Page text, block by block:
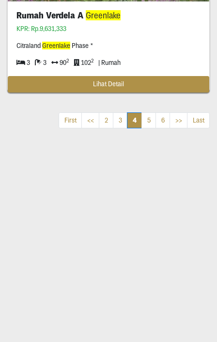
Rumah Verdela A Greenlake
KPR: Rp.9,631,333
Citraland GreenlakePhase *
3 3 902 1022 | Rumah
Lihat Detail
First << 2 3 4 5 6 >> Last